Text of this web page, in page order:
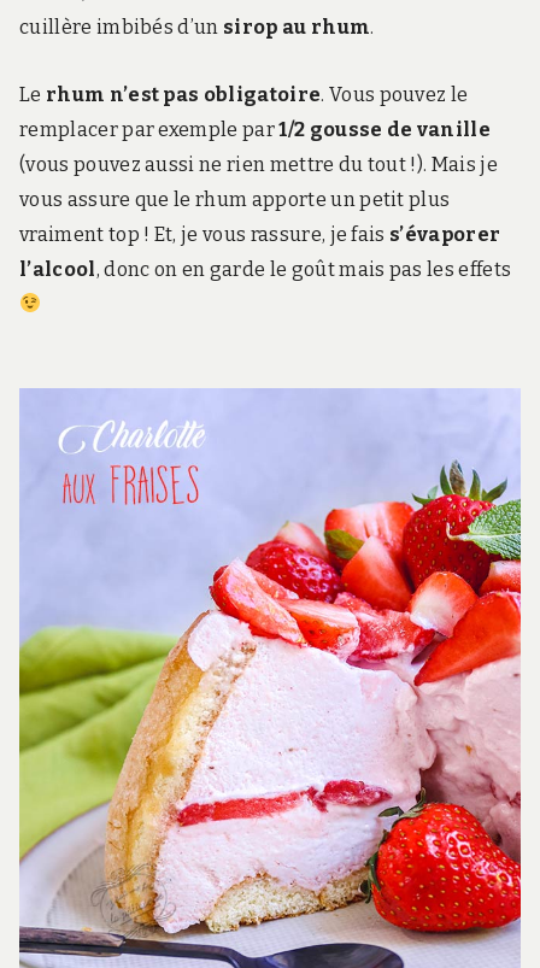
cuillère imbibés d’un sirop au rhum.
Le rhum n’est pas obligatoire. Vous pouvez le
remplacer par exemple par1/2 gousse de vanille
(vous pouvez aussi ne rien mettre du tout !). Mais je
vous assure que le rhum apporte un petit plus
vraiment top ! Et, je vous rassure, je fais s’évaporer
l’alcool, donc on en garde le goût mais pas les effets